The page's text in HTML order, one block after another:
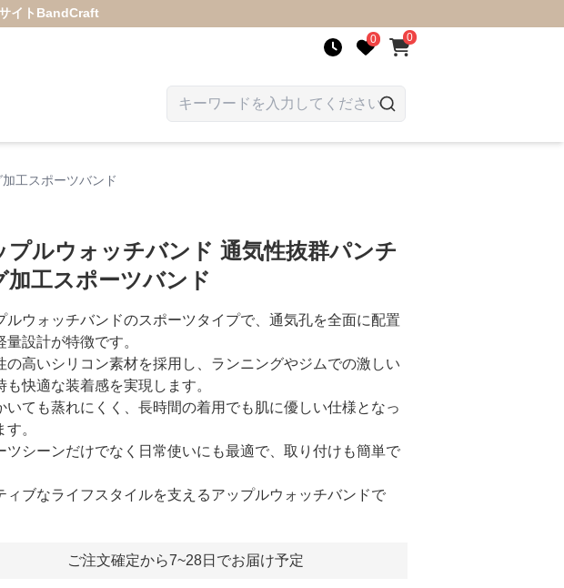
イト BandCraft
0 0
工スポーツバンド
プルウォッチバンド 通気性抜群パンチ
加工スポーツバンド
ルウォッチバンドのスポーツタイプで、通気孔を全面に配置
量設計が特徴です。
の高いシリコン素材を採用し、ランニングやジムでの激しい
も快適な装着感を実現します。
いても蒸れにくく、長時間の着用でも肌に優しい仕様となっ
す。
ツシーンだけでなく日常使いにも最適で、取り付けも簡単で
ィブなライフスタイルを支えるアップルウォッチバンドで
ご注文確定から7~28日でお届け予定